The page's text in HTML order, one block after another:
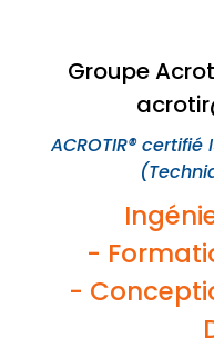
Groupe
ACROTIR® certifié
-
-